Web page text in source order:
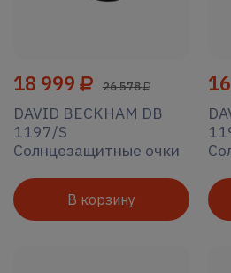
18 999 26 578
DAVID BECKHAM DB
1197/S
Солнцезащитные очки
В корзину